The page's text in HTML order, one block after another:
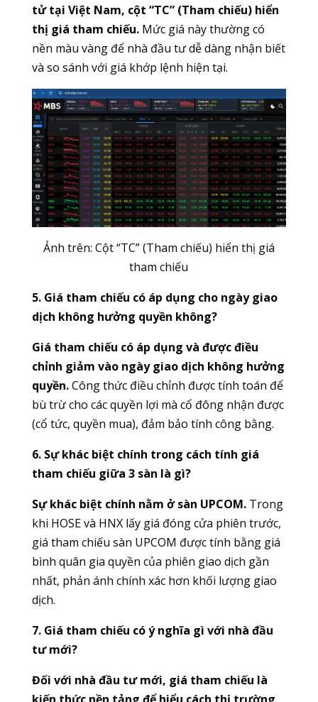
tử tại Việt Nam, cột “TC” (Tham chiếu) hiển
thị giá tham chiếu.Mức giá này thường có
nền màu vàng để nhà đầu tư dễ dàng nhận biết
và so sánh với giá khớp lệnh hiện tại.
Ảnh trên: Cột “TC” (Tham chiếu) hiển thị giá
tham chiếu
5. Giá tham chiếu có áp dụng cho ngày giao
dịch không hưởng quyền không?
Giá tham chiếu có áp dụng và được điều
chỉnh giảm vào ngày giao dịch không hưởng
quyền.Công thức điều chỉnh được tính toán để
bù trừ cho các quyền lợi mà cổ đông nhận được
(cổ tức, quyền mua), đảm bảo tính công bằng.
6. Sự khác biệt chính trong cách tính giá
tham chiếu giữa 3 sàn là gì?
Sự khác biệt chính nằm ở sàn UPCOM.Trong
khi HOSE và HNX lấy giá đóng cửa phiên trước,
giá tham chiếu sàn UPCOM được tính bằng giá
bình quân gia quyền của phiên giao dịch gần
nhất, phản ánh chính xác hơn khối lượng giao
dịch.
7. Giá tham chiếu có ý nghĩa gì với nhà đầu
tư mới?
Đối với nhà đầu tư mới, giá tham chiếu là